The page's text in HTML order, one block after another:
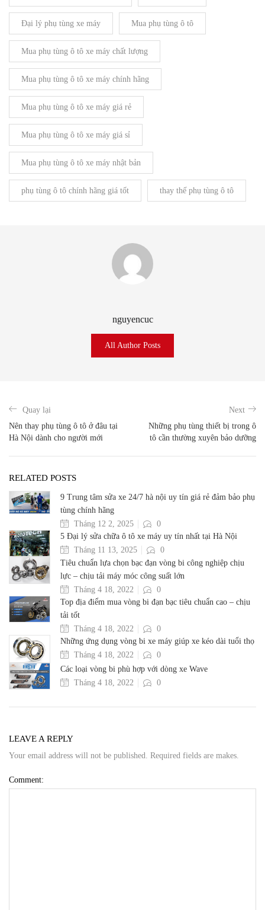
Đại lý phụ tùng xe máy Mua phụ tùng ô tô
Mua phụ tùng ô tô xe máy chất lượng
Mua phụ tùng ô tô xe máy chính hãng
Mua phụ tùng ô tô xe máy giá rẻ
Mua phụ tùng ô tô xe máy giá sỉ
Mua phụ tùng ô tô xe máy nhật bản
phụ tùng ô tô chính hãng giá tốt thay thế phụ tùng ô tô
nguyencuc
All Author Posts
Quay lại
Nên thay phụ tùng ô tô ở đâu tại
Hà Nội dành cho người mới
Next
Những phụ tùng thiết bị trong ô
tô cần thường xuyên bảo dưỡng
RELATED POSTS
9 Trung tâm sửa xe 24/7 hà nội uy tín giá rẻ đảm bảo phụ
tùng chính hãng
Tháng 12 2, 2025
0
5 Đại lý sửa chữa ô tô xe máy uy tín nhất tại Hà Nội
Tháng 11 13, 2025
0
Tiêu chuẩn lựa chọn bạc đạn vòng bi công nghiệp chịu
lực – chịu tải máy móc công suất lớn
Tháng 4 18, 2022
0
Top địa điểm mua vòng bi đạn bạc tiêu chuẩn cao – chịu
tải tốt
Tháng 4 18, 2022
0
Những ứng dụng vòng bi xe máy giúp xe kéo dài tuổi thọ
Tháng 4 18, 2022
0
Các loại vòng bi phù hợp với dòng xe Wave
Tháng 4 18, 2022
0
LEAVE A REPLY
Your email address will not be published. Required fields are makes.
Comment: